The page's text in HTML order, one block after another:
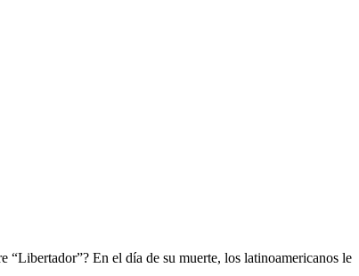
“Libertador”? En el día de su muerte, los latinoamericanos le